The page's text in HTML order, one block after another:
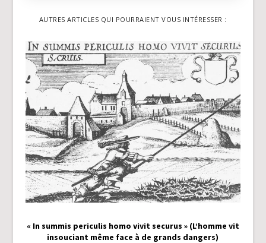
AUTRES ARTICLES QUI POURRAIENT VOUS INTÉRESSER :
« In summis periculis homo vivit securus » (L’homme vit
insouciant même face à de grands dangers)